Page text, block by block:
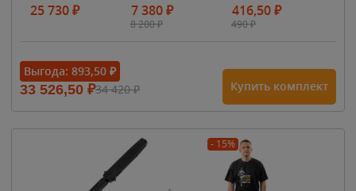
25 730₽ 7 380₽
8 200₽
416,50₽
490₽
Выгода: 893,50 ₽
33 526,50 ₽34 420₽ Купить комплект
- 15%